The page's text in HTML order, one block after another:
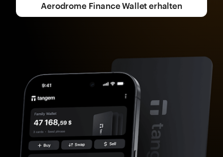
Aerodrome Finance Wallet erhalten